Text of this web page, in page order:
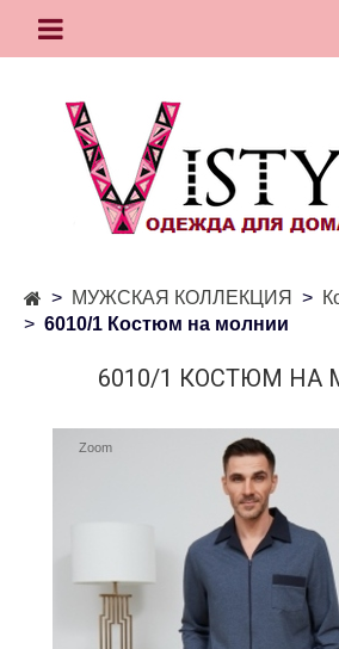
МУЖСКАЯ КОЛЛЕКЦИЯ
6010/1 Костюм на молнии
6010/1 КОСТЮМ НА
Zoom